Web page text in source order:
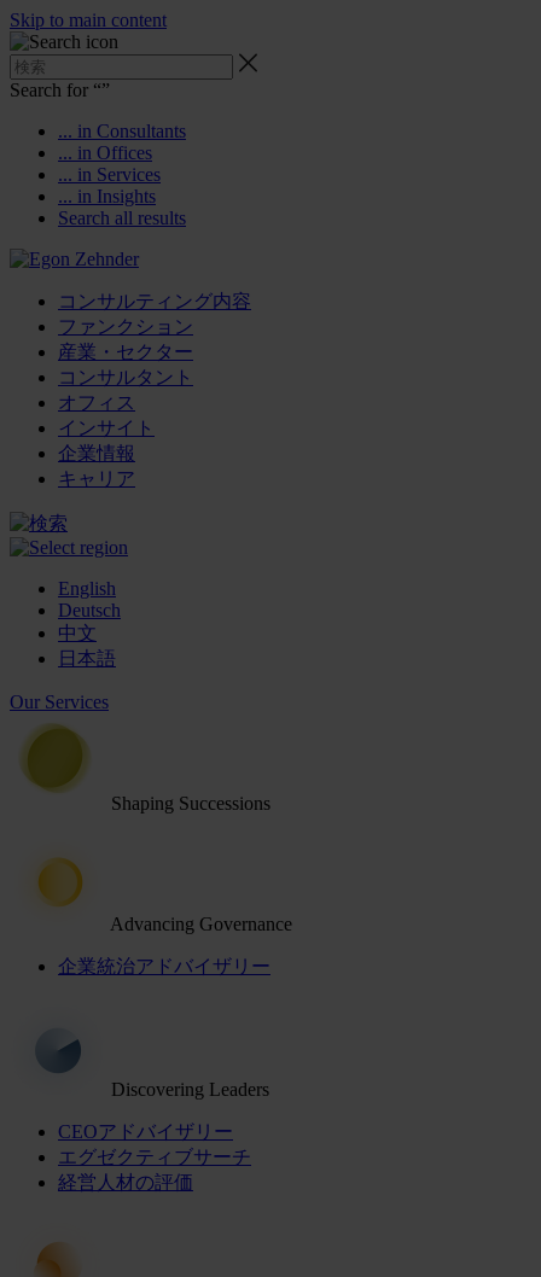
Skip to main content
Search for “”
... in Consultants
... in Offices
... in Services
... in Insights
Search all results
コンサルティング内容
ファンクション
産業・セクター
コンサルタント
オフィス
インサイト
企業情報
キャリア
English
Deutsch
中文
日本語
Our Services
Shaping Successions
Advancing Governance
企業統治アドバイザリー
Discovering Leaders
CEOアドバイザリー
エグゼクティブサーチ
経営人材の評価